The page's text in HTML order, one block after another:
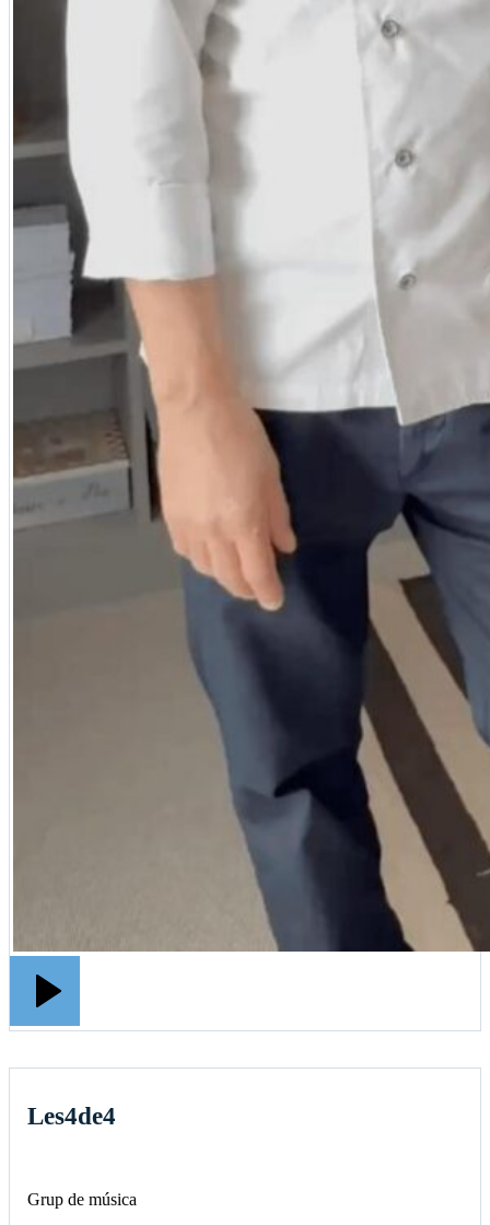
Les4de4
Grup de música